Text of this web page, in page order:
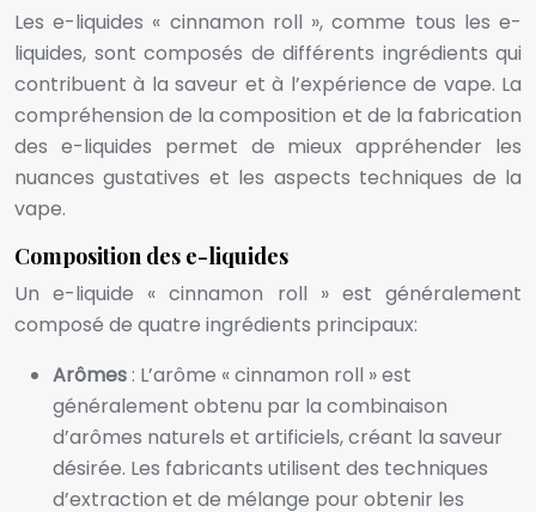
Les e-liquides « cinnamon roll », comme tous les e-
liquides, sont composés de différents ingrédients qui
contribuent à la saveur et à l’expérience de vape. La
compréhension de la composition et de la fabrication
des e-liquides permet de mieux appréhender les
nuances gustatives et les aspects techniques de la
vape.
Composition des e-liquides
Un e-liquide « cinnamon roll » est généralement
composé de quatre ingrédients principaux:
Arômes : L’arôme « cinnamon roll » est
généralement obtenu par la combinaison
d’arômes naturels et artificiels, créant la saveur
désirée. Les fabricants utilisent des techniques
d’extraction et de mélange pour obtenir les